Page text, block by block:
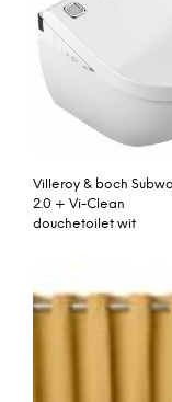
Villeroy & boch
2.0 + Vi-Clean
douchetoilet wit